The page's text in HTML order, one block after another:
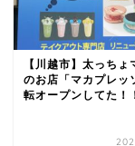
【川越市】太っちょ
のお店「マカプレッ
転オープンしてた！！